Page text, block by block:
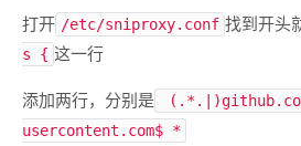
打开 /etc/sniproxy.conf 找到开头
s { 这一行
添加两行，分别是
usercontent.com$ *